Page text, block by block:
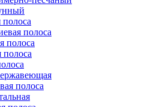
полоса
полоса
полоса
полоса
полоса